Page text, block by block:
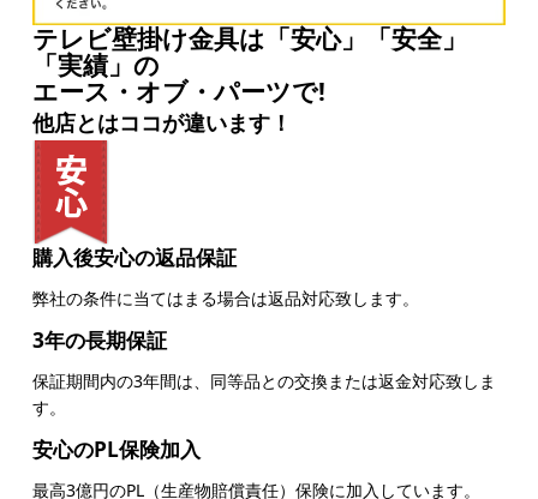
テレビ壁掛け金具は「安心」「安全」
「実績」の
エース・オブ・パーツで!
他店とはココが違います！
購入後安心の返品保証
弊社の条件に当てはまる場合は返品対応致します。
3年の長期保証
保証期間内の3年間は、同等品との交換または返金対応致しま
す。
安心のPL保険加入
最高3億円のPL（生産物賠償責任）保険に加入しています。